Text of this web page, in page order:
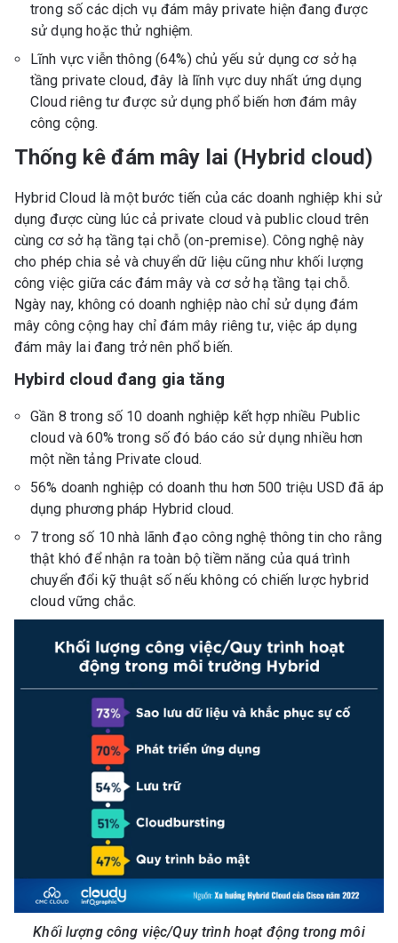
trong số các dịch vụ đám mây private hiện đang được
sử dụng hoặc thử nghiệm.
Lĩnh vực viễn thông (64%) chủ yếu sử dụng cơ sở hạ
tầng private cloud, đây là lĩnh vực duy nhất ứng dụng
Cloud riêng tư được sử dụng phổ biến hơn đám mây
công cộng.
Thống kê đám mây lai (Hybrid cloud)
Hybrid Cloud là một bước tiến của các doanh nghiệp khi sử
dụng được cùng lúc cả private cloud và public cloud trên
cùng cơ sở hạ tầng tại chỗ (on-premise). Công nghệ này
cho phép chia sẻ và chuyển dữ liệu cũng như khối lượng
công việc giữa các đám mây và cơ sở hạ tầng tại chỗ.
Ngày nay, không có doanh nghiệp nào chỉ sử dụng đám
mây công cộng hay chỉ đám mây riêng tư, việc áp dụng
đám mây lai đang trở nên phổ biến.
Hybird cloud đang gia tăng
Gần 8 trong số 10 doanh nghiệp kết hợp nhiều Public
cloud và 60% trong số đó báo cáo sử dụng nhiều hơn
một nền tảng Private cloud.
56% doanh nghiệp có doanh thu hơn 500 triệu USD đã áp
dụng phương pháp Hybrid cloud.
7 trong số 10 nhà lãnh đạo công nghệ thông tin cho rằng
thật khó để nhận ra toàn bộ tiềm năng của quá trình
chuyển đổi kỹ thuật số nếu không có chiến lược hybrid
cloud vững chắc.
Khối lượng công việc/Quy trình hoạt động trong môi